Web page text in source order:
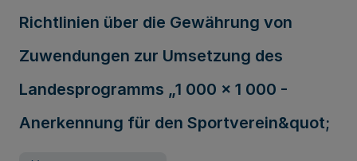
Richtlinien über die Gewährung von
Zuwendungen zur Umsetzung des
Landesprogramms „1 000 x 1 000 -
Anerkennung für den Sportverein&quot;